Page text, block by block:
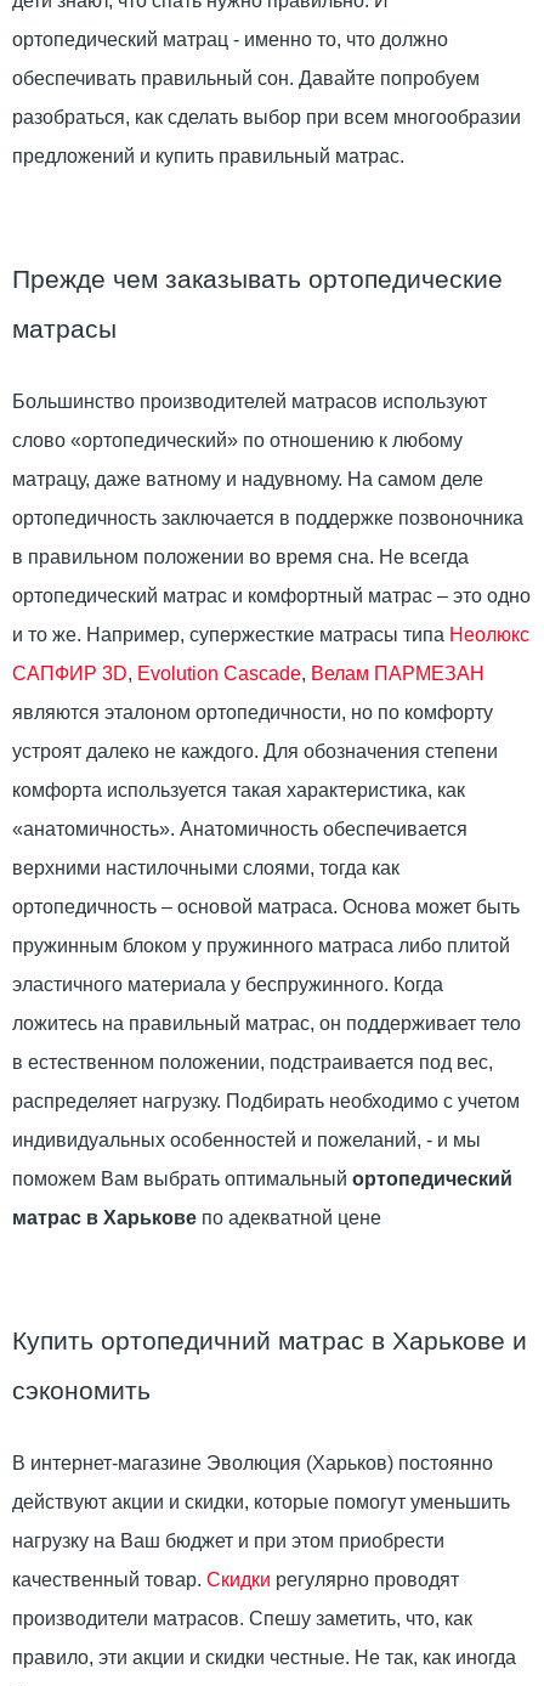
ортопедический матрац - именно то, что должно
обеспечивать правильный сон. Давайте попробуем
разобраться, как сделать выбор при всем многообразии
предложений и купить правильный матрас.
Прежде чем заказывать ортопедические
матрасы
Большинство производителей матрасов используют
слово «ортопедический» по отношению к любому
матрацу, даже ватному и надувному. На самом деле
ортопедичность заключается в поддержке позвоночника
в правильном положении во время сна. Не всегда
ортопедический матрас и комфортный матрас – это одно
и то же. Например, супержесткие матрасы типа Неолюкс
САПФИР 3D, Evolution Cascade, Велам ПАРМЕЗАН
являются эталоном ортопедичности, но по комфорту
устроят далеко не каждого. Для обозначения степени
комфорта используется такая характеристика, как
«анатомичность». Анатомичность обеспечивается
верхними настилочными слоями, тогда как
ортопедичность – основой матраса. Основа может быть
пружинным блоком у пружинного матраса либо плитой
эластичного материала у беспружинного. Когда
ложитесь на правильный матрас, он поддерживает тело
в естественном положении, подстраивается под вес,
распределяет нагрузку. Подбирать необходимо с учетом
индивидуальных особенностей и пожеланий, - и мы
поможем Вам выбрать оптимальный ортопедический
матрас в Харькове по адекватной цене
Купить ортопедичний матрас в Харькове и
сэкономить
В интернет-магазине Эволюция (Харьков) постоянно
действуют акции и скидки, которые помогут уменьшить
нагрузку на Ваш бюджет и при этом приобрести
качественный товар. Скидки регулярно проводят
производители матрасов. Спешу заметить, что, как
правило, эти акции и скидки честные. Не так, как иногда